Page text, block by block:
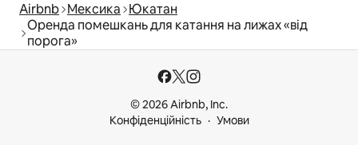
Airbnb Мексика Юкатан
Оренда помешкань для катання на лижах «від
порога»
© 2026 Airbnb, Inc.
Конфіденційність
Умови